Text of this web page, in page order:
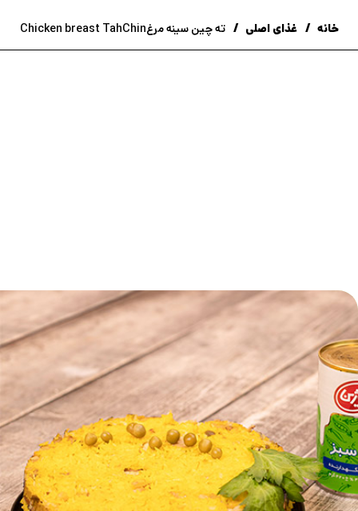
خانه غذای اصلی ته چین سینه مرغChicken breast TahChin